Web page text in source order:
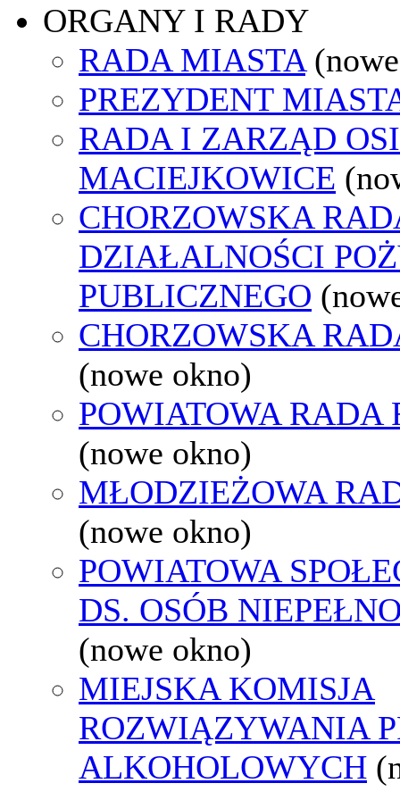
ORGANY I RADY
RADA MIASTA
PREZYDENT
RADA I ZARZĄD
MACIEJKOWICE
CHORZOWSKA
DZIAŁALNOŚCI
PUBLICZNEGO
CHORZOWSKA
(nowe okno)
POWIATOWA RADA
(nowe okno)
MŁODZIEŻOWA
(nowe okno)
POWIATOWA
DS. OSÓB
(nowe okno)
MIEJSKA KOMISJA
ROZWIĄZYWANIA
ALKOHOLOWYCH